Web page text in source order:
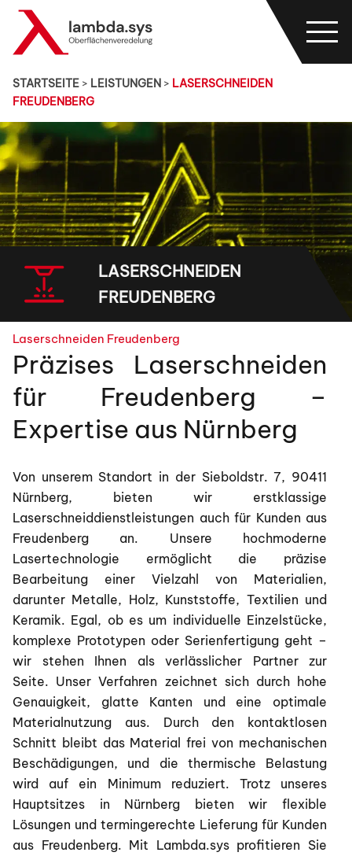
STARTSEITE > LEISTUNGEN > LASERSCHNEIDEN
FREUDENBERG
LASERSCHNEIDEN
FREUDENBERG
Laserschneiden Freudenberg
Präzises Laserschneiden
für Freudenberg –
Expertise aus Nürnberg
Von unserem Standort in der Sieboldstr. 7, 90411
Nürnberg, bieten wir erstklassige
Laserschneiddienstleistungen auch für Kunden aus
Freudenberg an. Unsere hochmoderne
Lasertechnologie ermöglicht die präzise
Bearbeitung einer Vielzahl von Materialien,
darunter Metalle, Holz, Kunststoffe, Textilien und
Keramik. Egal, ob es um individuelle Einzelstücke,
komplexe Prototypen oder Serienfertigung geht –
wir stehen Ihnen als verlässlicher Partner zur
Seite. Unser Verfahren zeichnet sich durch hohe
Genauigkeit, glatte Kanten und eine optimale
Materialnutzung aus. Durch den kontaktlosen
Schnitt bleibt das Material frei von mechanischen
Beschädigungen, und die thermische Belastung
wird auf ein Minimum reduziert. Trotz unseres
Hauptsitzes in Nürnberg bieten wir flexible
Lösungen und termingerechte Lieferung für Kunden
aus Freudenberg. Mit Lambda.sys profitieren Sie